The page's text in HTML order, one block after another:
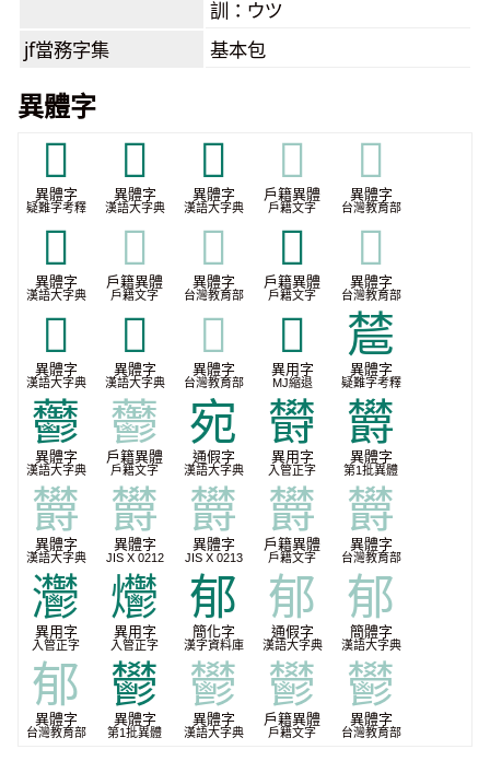
訓：ウツ
jf當務字集 基本包
異體字
𣜺
異體字
疑難字考釋
𣡇
異體字
漢語大字典
𣡸
異體字
漢語大字典
𣡸
戶籍異體
戶籍文字
𣡸
異體字
台灣教育部
𦉚
異體字
漢語大字典
𦉚
戶籍異體
戶籍文字
𦉚
異體字
台灣教育部
𦉠
戶籍異體
戶籍文字
𦉠
異體字
台灣教育部
𩏴
異體字
漢語大字典
𩰪
異體字
漢語大字典
𩰪
異體字
台灣教育部
𮫘
異用字
MJ縮退
㯄
異體字
疑難字考釋
䖇
異體字
漢語大字典
䖇
戶籍異體
戶籍文字
宛
通假字
漢語大字典
欎
異用字
入管正字
欝
異體字
第1批異體
欝
異體字
漢語大字典
欝
異體字
JIS X 0212
欝
異體字
JIS X 0213
欝
戶籍異體
戶籍文字
欝
異體字
台灣教育部
灪
異用字
入管正字
爩
異用字
入管正字
郁
簡化字
漢字資料庫
郁
通假字
漢語大字典
郁
簡體字
漢語大字典
郁
異體字
台灣教育部
鬰
異體字
第1批異體
鬰
異體字
漢語大字典
鬰
戶籍異體
戶籍文字
鬰
異體字
台灣教育部